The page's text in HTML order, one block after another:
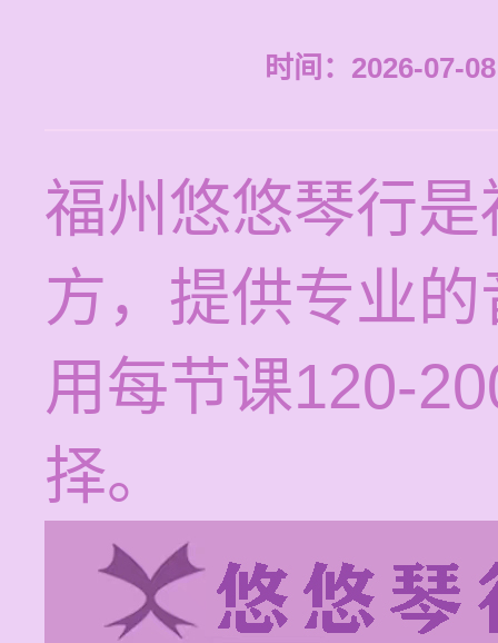
时间：2026-07-
福州悠悠琴行
方，提供专业
用每节课120-
择。